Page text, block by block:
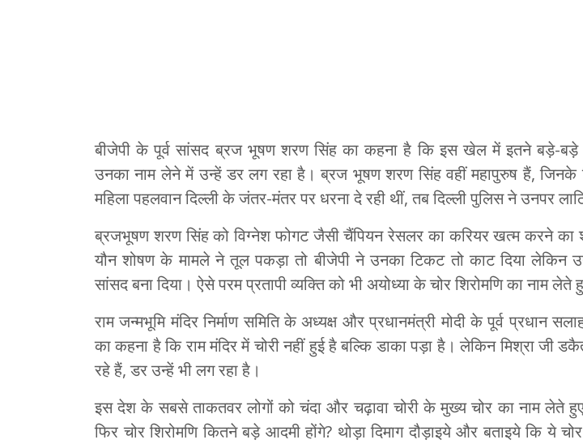
बीजेपी के पूर्व सांसद ब्रज भूषण शरण सिंह का कहना है कि इस खेल में इतने बड़े-बड़े
उनका नाम लेने में उन्हें डर लग रहा है। ब्रज भूषण शरण सिंह वहीं महापुरुष हैं,
महिला पहलवान दिल्ली के जंतर-मंतर पर धरना दे रही थीं, तब दिल्ली पुलिस ने उनपर
ब्रजभूषण शरण सिंह को विग्नेश फोगट जैसी चैंपियन रेसलर का करियर खत्म करने का
यौन शोषण के मामले ने तूल पकड़ा तो बीजेपी ने उनका टिकट तो काट दिया लेकिन
सांसद बना दिया। ऐसे परम प्रतापी व्यक्ति को भी अयोध्या के चोर शिरोमणि का नाम लेते
राम जन्मभूमि मंदिर निर्माण समिति के अध्यक्ष और प्रधानमंत्री मोदी के पूर्व प्रधान
का कहना है कि राम मंदिर में चोरी नहीं हुई है बल्कि डाका पड़ा है। लेकिन मिश्रा जी
रहे हैं, डर उन्हें भी लग रहा है।
इस देश के सबसे ताकतवर लोगों को चंदा और चढ़ावा चोरी के मुख्य चोर का नाम लेते
फिर चोर शिरोमणि कितने बड़े आदमी होंगे? थोड़ा दिमाग दौड़ाइये और बताइये कि ये